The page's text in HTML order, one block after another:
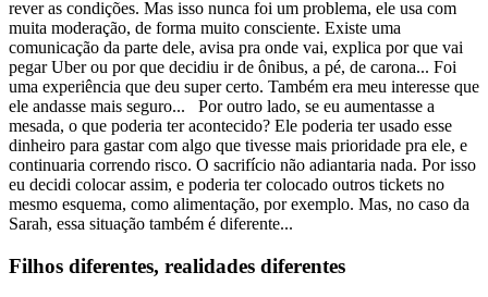
rever as condições. Mas isso nunca foi um problema, ele usa com
muita moderação, de forma muito consciente. Existe uma
comunicação da parte dele, avisa pra onde vai, explica por que vai
pegar Uber ou por que decidiu ir de ônibus, a pé, de carona... Foi
uma experiência que deu super certo. Também era meu interesse que
ele andasse mais seguro... Por outro lado, se eu aumentasse a
mesada, o que poderia ter acontecido? Ele poderia ter usado esse
dinheiro para gastar com algo que tivesse mais prioridade pra ele, e
continuaria correndo risco. O sacrifício não adiantaria nada. Por isso
eu decidi colocar assim, e poderia ter colocado outros tickets no
mesmo esquema, como alimentação, por exemplo. Mas, no caso da
Sarah, essa situação também é diferente...
Filhos diferentes, realidades diferentes